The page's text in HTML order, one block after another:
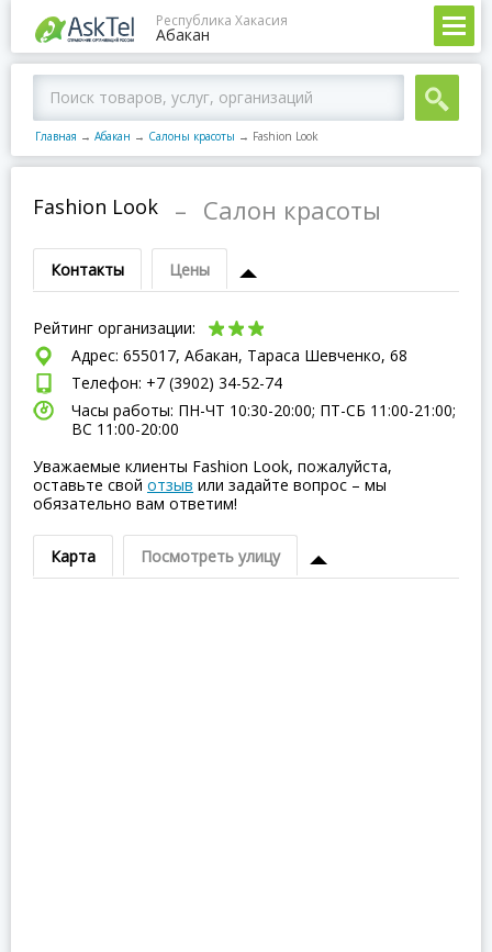
Республика Хакасия
Абакан
Главная → Абакан → Салоны красоты → Fashion Look
Fashion Look – Салон красоты
Контакты Цены
Рейтинг организации:
Адрес: 655017, Абакан, Тараса Шевченко, 68
Телефон: +7 (3902) 34-52-74
Часы работы: ПН-ЧТ 10:30-20:00; ПТ-СБ 11:00-21:00;
ВC 11:00-20:00
Уважаемые клиенты Fashion Look, пожалуйста,
оставьте свой отзыв или задайте вопрос – мы
обязательно вам ответим!
Карта Посмотреть улицу